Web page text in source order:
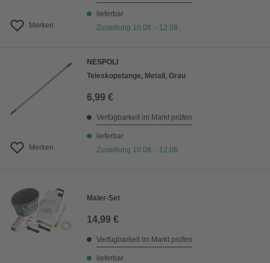
Merken
lieferbar
Zustellung 10.08. - 12.08.
Merken
NESPOLI
Teleskopstange, Metall, Grau
6,99 €
Verfügbarkeit im Markt prüfen
lieferbar
Zustellung 10.08. - 12.08.
Maler-Set
14,99 €
Verfügbarkeit im Markt prüfen
lieferbar